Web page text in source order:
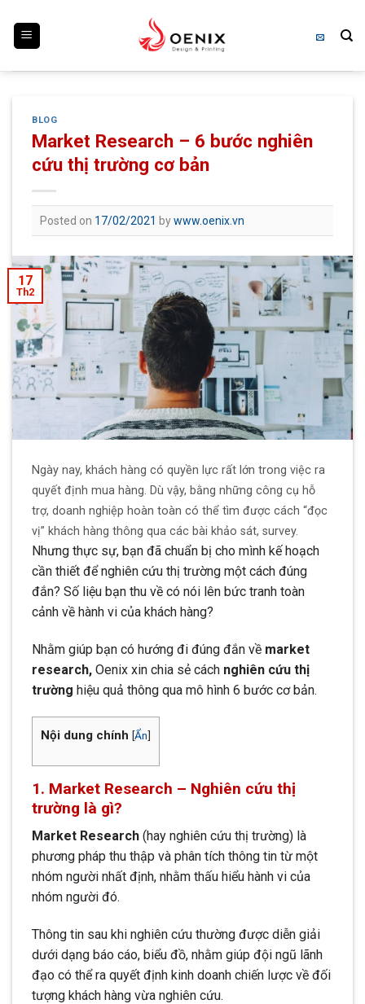
content
BLOG
Market Research – 6 bước nghiên
cứu thị trường cơ bản
Posted on 17/02/2021 bywww.oenix.vn
17
Th2
Ngày nay, khách hàng có quyền lực rất lớn trong việc ra
quyết định mua hàng. Dù vậy, bằng những công cụ hỗ
trợ, doanh nghiệp hoàn toàn có thể tìm được cách “đọc
vị” khách hàng thông qua các bài khảo sát, survey.
Nhưng thực sự, bạn đã chuẩn bị cho mình kế hoạch
cần thiết để nghiên cứu thị trường một cách đúng
đắn? Số liệu bạn thu về có nói lên bức tranh toàn
cảnh về hành vi của khách hàng?
Nhằm giúp bạn có hướng đi đúng đắn về market
research, Oenix xin chia sẻ cách nghiên cứu thị
trường hiệu quả thông qua mô hình 6 bước cơ bản.
Nội dung chính [Ẩn]
1. Market Research – Nghiên cứu thị
trường là gì?
Market Research (hay nghiên cứu thị trường) là
phương pháp thu thập và phân tích thông tin từ một
nhóm người nhất định, nhằm thấu hiểu hành vi của
nhóm người đó.
Thông tin sau khi nghiên cứu thường được diễn giải
dưới dạng báo cáo, biểu đồ, nhằm giúp đội ngũ lãnh
đạo có thể ra quyết định kinh doanh chiến lược về đối
tượng khách hàng vừa nghiên cứu.